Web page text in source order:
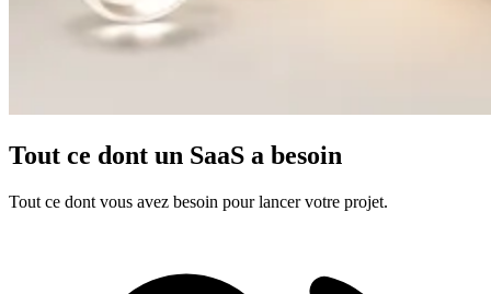
Tout ce dont un SaaS a besoin
Tout ce dont vous avez besoin pour lancer votre projet.